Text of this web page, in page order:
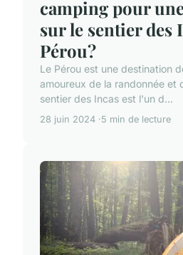
camping pour
sur le sentier des
Pérou?
Le Pérou est une destination
amoureux de la randonnée et
sentier des Incas est l'un d...
28 juin 2024 5 min de lecture